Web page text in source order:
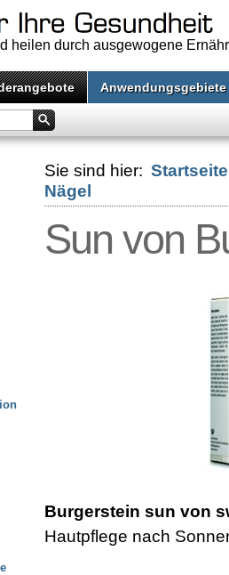
heilen durch ausgewogene
Anwendungsgebiete
Sie sind hier: Startseite
Nägel
Sun von
Burgerstein sun von
Hautpflege nach